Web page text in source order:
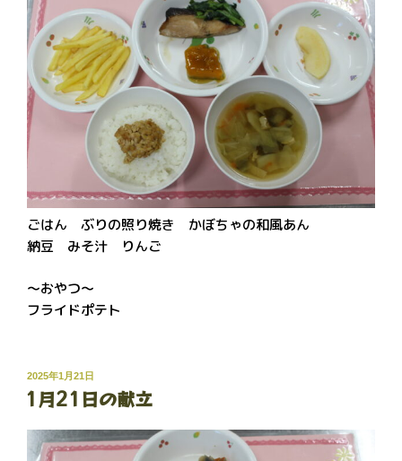
ごはん ぶりの照り焼き かぼちゃの和風あん
納豆 みそ汁 りんご
～おやつ～
フライドポテト
投
稿
日:
2025年1月21日
1月21日の献立